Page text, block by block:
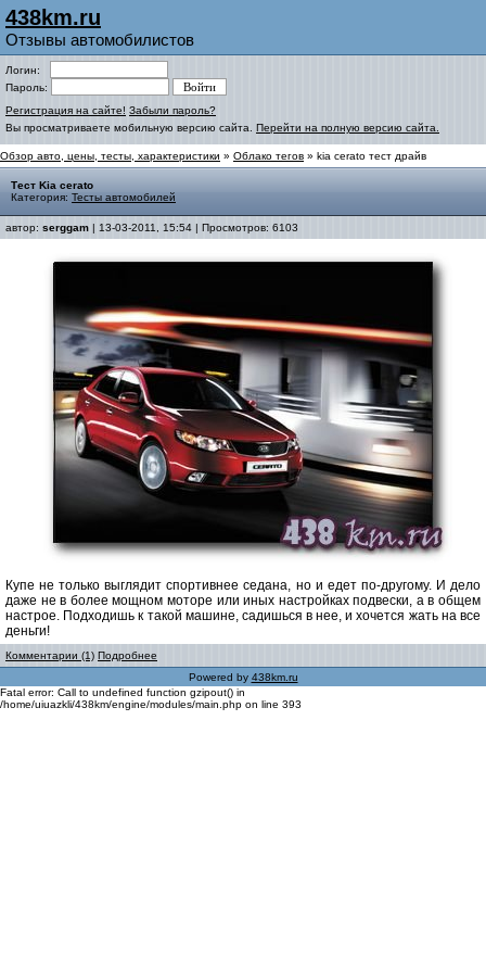
438km.ru
Отзывы автомобилистов
Логин:
Пароль:
Регистрация на сайте! Забыли пароль?
Вы просматриваете мобильную версию сайта. Перейти на полную версию сайта.
Обзор авто, цены, тесты, характеристики » Облако тегов » kia cerato тест драйв
Тест Kia cerato
Категория: Тесты автомобилей
автор: serggam | 13-03-2011, 15:54 | Просмотров: 6103
Купе не только выглядит спортивнее седана, но и едет по-другому. И дело
даже не в более мощном моторе или иных настройках подвески, а в общем
настрое. Подходишь к такой машине, садишься в нее, и хочется жать на все
деньги!
Комментарии (1) Подробнее
Powered by 438km.ru
Fatal error: Call to undefined function gzipout() in
/home/uiuazkli/438km/engine/modules/main.php on line 393